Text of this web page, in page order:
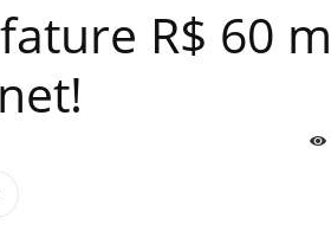
R$ 60